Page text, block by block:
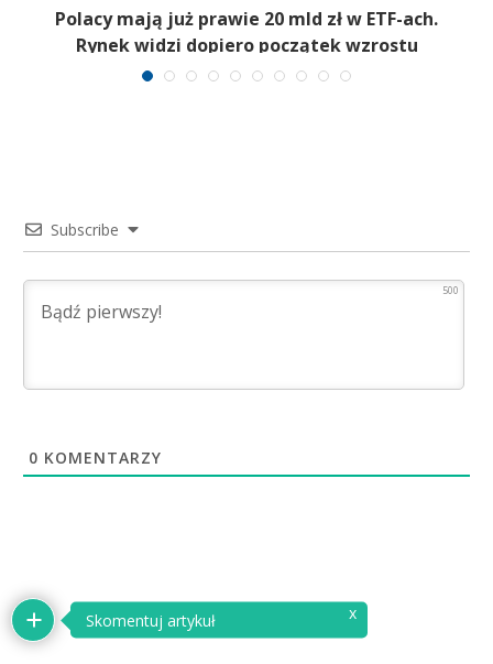
Polacy mają już prawie 20 mld zł w ETF-ach.
Rynek widzi dopiero początek wzrostu
Subscribe
500
0 KOMENTARZY
Skomentuj artykuł x